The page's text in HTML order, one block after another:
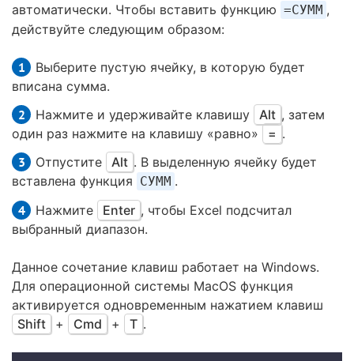
автоматически. Чтобы вставить функцию =СУММ ,
действуйте следующим образом:
Выберите пустую ячейку, в которую будет
вписана сумма.
Нажмите и удерживайте клавишу Alt , затем
один раз нажмите на клавишу «равно»
= .
Отпустите Alt . В выделенную ячейку будет
вставлена функция СУММ .
Нажмите
Enter , чтобы Excel подсчитал
выбранный диапазон.
Данное сочетание клавиш работает на Windows.
Для операционной системы MacOS функция
активируется одновременным нажатием клавиш
Shift
+ Cmd + T .